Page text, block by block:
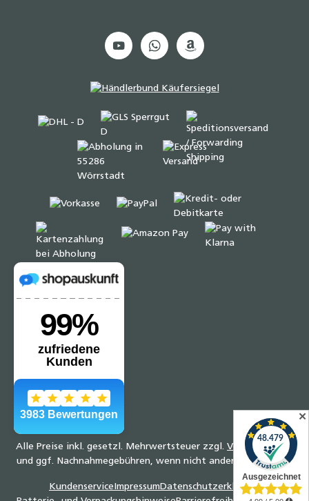
Alle Preise inkl. gesetzl. Mehrwertsteuer zzgl. Versandkosten
und ggf. Nachnahmegebühren, wenn nicht anders angegeben.
KundenserviceImpressumDatenschutzerklärung
✕